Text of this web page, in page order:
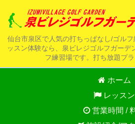
仙台市泉区で人気の打ちっぱなし/ゴル
ッスン体験なら、泉ビレジゴルフガーデ
フ練習場です。打ち放題プラ
ホーム
レッスン
営業時間 /